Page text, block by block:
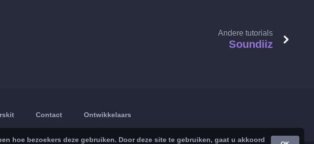
Andere tutorials
Soundiiz
Contact Ontwikkelaars
hoe bezoekers deze gebruiken. Door deze site te gebruiken, gaat u akkoord